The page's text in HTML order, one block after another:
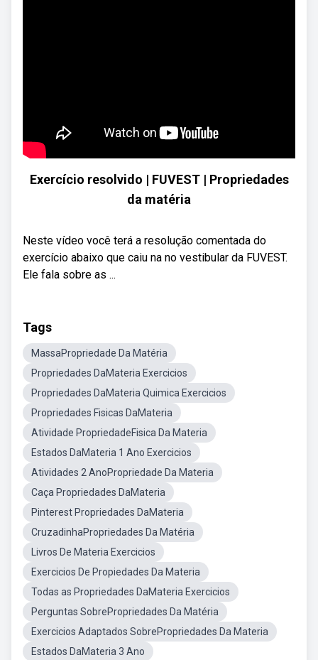
Exercício resolvido | FUVEST | Propriedades
da matéria
Neste vídeo você terá a resolução comentada do
exercício abaixo que caiu na no vestibular da FUVEST.
Ele fala sobre as ...
Tags
MassaPropriedade Da Matéria
Propriedades DaMateria Exercicios
Propriedades DaMateria Quimica Exercicios
Propriedades Fisicas DaMateria
Atividade PropriedadeFisica Da Materia
Estados DaMateria 1 Ano Exercicios
Atividades 2 AnoPropriedade Da Materia
Caça Propriedades DaMateria
Pinterest Propriedades DaMateria
CruzadinhaPropriedades Da Matéria
Livros De Materia Exercicios
Exercicios De Propiedades Da Materia
Todas as Propriedades DaMateria Exercicios
Perguntas SobrePropriedades Da Matéria
Exercicios Adaptados SobrePropriedades Da Materia
Estados DaMateria 3 Ano